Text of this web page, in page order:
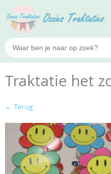
Traktatie het
← Terug